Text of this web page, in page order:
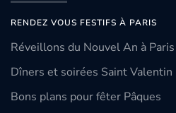
RENDEZ VOUS FESTIFS À PARIS
Réveillons du Nouvel An à Paris
Dîners et soirées Saint Valentin
Bons plans pour fêter Pâques